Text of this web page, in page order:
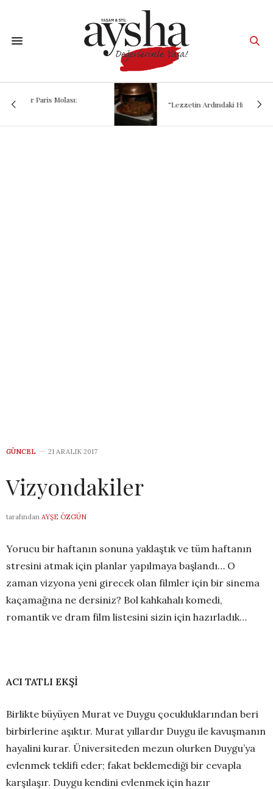
“Lezzetin Ardındaki Hikâye: Kadırgalı”
GÜNCEL 21 ARALIK 2017
Vizyondakiler
tarafından AYŞE ÖZGÜN
Yorucu bir haftanın sonuna yaklaştık ve tüm haftanın
stresini atmak için planlar yapılmaya başlandı… O
zaman vizyona yeni girecek olan filmler için bir sinema
kaçamağına ne dersiniz? Bol kahkahalı komedi,
romantik ve dram film listesini sizin için hazırladık…
ACI TATLI EKŞİ
Birlikte büyüyen Murat ve Duygu çocukluklarından beri
birbirlerine aşıktır. Murat yıllardır Duygu ile kavuşmanın
hayalini kurar. Üniversiteden mezun olurken Duygu’ya
evlenmek teklifi eder; fakat beklemediği bir cevapla
karşılaşır. Duygu kendini evlenmek için hazır